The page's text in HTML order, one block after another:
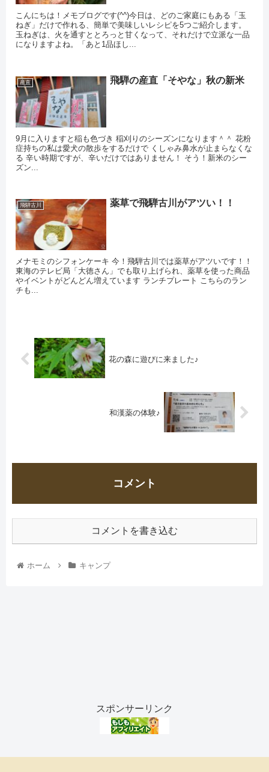
こんにちは！メモブログです(^^)今日は、どのご家庭にもある「玉
ねぎ」だけで作れる、簡単で美味しいレシピを5つご紹介します。
玉ねぎは、火を通すととろっと甘くなって、それだけで立派な一品
になりますよね。「あと1品ほし...
産直 飛騨の産直「そやな」秋の新米
9月に入りますと稲も色づき 稲刈りのシーズンになります＾＾ 花粉
症持ちの私は愛犬の散歩をするだけで くしゃみ鼻水が止まらなくな
る 辛い時期ですが、辛いだけではありません！ そう！新米のシー
ズン...
飛騨古川 薬草で飛騨古川がアツい！！
メナモミのシフォンケーキ 今！飛騨古川では薬草がアツいです！！
東海のテレビ局「大徳さん」でも取り上げられ、薬草を使った商品
やイベントがどんどん増えています ランチプレート こちらのラン
チも...
花の森に遊びに来ました♪
和漢薬の体験♪
コメント
コメントを書き込む
ホーム キャンプ
スポンサーリンク